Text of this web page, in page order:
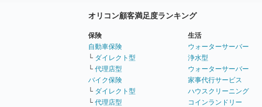
オリコン顧客満足度ランキング
保険
自動車保険
└ ダイレクト型
└ 代理店型
バイク保険
└ ダイレクト型
└ 代理店型
生活
ウォーターサーバー
浄水型
ウォーターサーバー
家事代行サービス
ハウスクリーニング
コインランドリー